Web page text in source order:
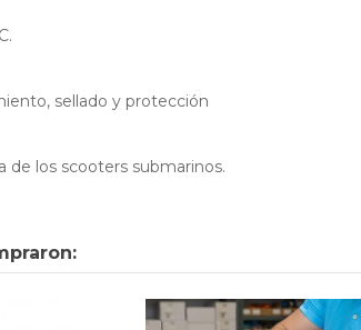
sellado y protección
los scooters submarinos.